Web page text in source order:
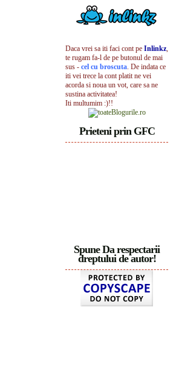
Daca vrei sa iti faci cont pe Inlinkz,
te rugam fa-l de pe butonul de mai
sus - cel cu broscuta. De indata ce
iti vei trece la cont platit ne vei
acorda si noua un vot, care sa ne
sustina activitatea!
Iti multumim :)!!
Prieteni prin GFC
Spune Da respectarii
dreptului de autor!